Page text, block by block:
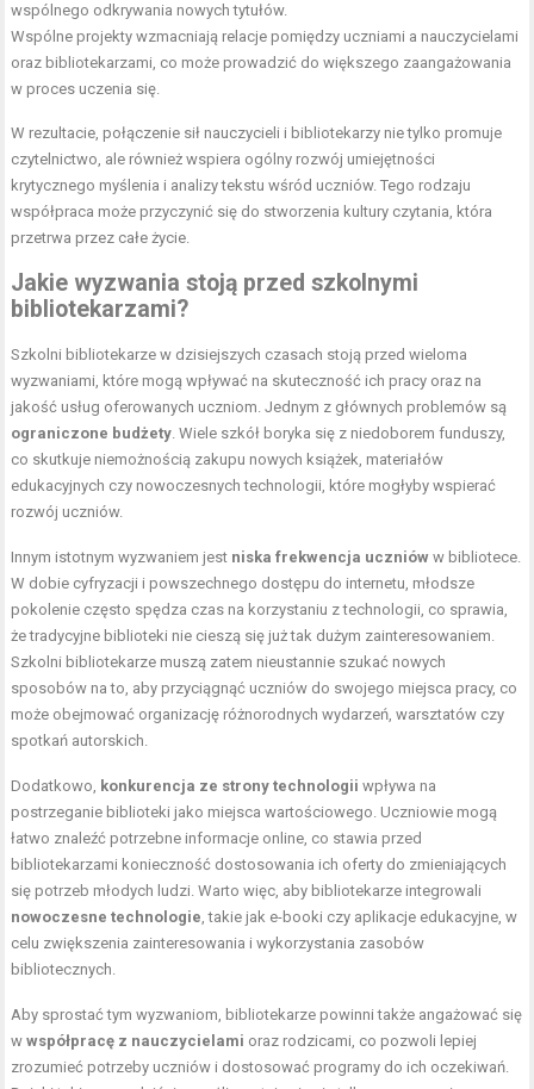
wspólnego odkrywania nowych tytułów.
Wspólne projekty wzmacniają relacje pomiędzy uczniami a nauczycielami
oraz bibliotekarzami, co może prowadzić do większego zaangażowania
w proces uczenia się.
W rezultacie, połączenie sił nauczycieli i bibliotekarzy nie tylko promuje
czytelnictwo, ale również wspiera ogólny rozwój umiejętności
krytycznego myślenia i analizy tekstu wśród uczniów. Tego rodzaju
współpraca może przyczynić się do stworzenia kultury czytania, która
przetrwa przez całe życie.
Jakie wyzwania stoją przed szkolnymi
bibliotekarzami?
Szkolni bibliotekarze w dzisiejszych czasach stoją przed wieloma
wyzwaniami, które mogą wpływać na skuteczność ich pracy oraz na
jakość usług oferowanych uczniom. Jednym z głównych problemów są
ograniczone budżety. Wiele szkół boryka się z niedoborem funduszy,
co skutkuje niemożnością zakupu nowych książek, materiałów
edukacyjnych czy nowoczesnych technologii, które mogłyby wspierać
rozwój uczniów.
Innym istotnym wyzwaniem jest niska frekwencja uczniów w bibliotece.
W dobie cyfryzacji i powszechnego dostępu do internetu, młodsze
pokolenie często spędza czas na korzystaniu z technologii, co sprawia,
że tradycyjne biblioteki nie cieszą się już tak dużym zainteresowaniem.
Szkolni bibliotekarze muszą zatem nieustannie szukać nowych
sposobów na to, aby przyciągnąć uczniów do swojego miejsca pracy, co
może obejmować organizację różnorodnych wydarzeń, warsztatów czy
spotkań autorskich.
Dodatkowo, konkurencja ze strony technologii wpływa na
postrzeganie biblioteki jako miejsca wartościowego. Uczniowie mogą
łatwo znaleźć potrzebne informacje online, co stawia przed
bibliotekarzami konieczność dostosowania ich oferty do zmieniających
się potrzeb młodych ludzi. Warto więc, aby bibliotekarze integrowali
nowoczesne technologie, takie jak e-booki czy aplikacje edukacyjne, w
celu zwiększenia zainteresowania i wykorzystania zasobów
bibliotecznych.
Aby sprostać tym wyzwaniom, bibliotekarze powinni także angażować się
wwspółpracę z nauczycielami oraz rodzicami, co pozwoli lepiej
zrozumieć potrzeby uczniów i dostosować programy do ich oczekiwań.